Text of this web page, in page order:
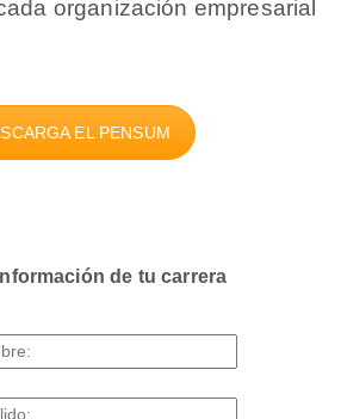
organización empresarial
EL PENSUM
de tu carrera